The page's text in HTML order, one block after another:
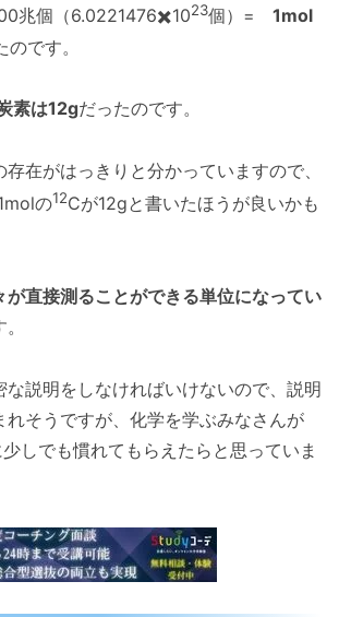
兆個（6.0221476✖️1023個）= 1mol
のです。
素は12gだったのです。
在がはっきりと分かっていますので、
の12Cが12gと書いたほうが良いかも
が直接測ることができる単位になってい
な説明をしなければいけないので、説明
れそうですが、化学を学ぶみなさんが
しでも慣れてもらえたらと思っていま